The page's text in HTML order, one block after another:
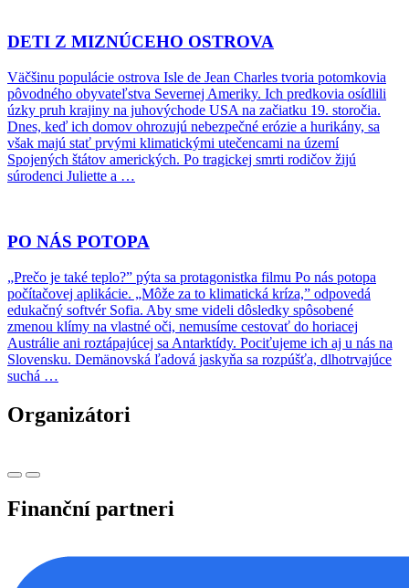
DETI Z MIZNÚCEHO OSTROVA
Väčšinu populácie ostrova Isle de Jean Charles tvoria potomkovia
pôvodného obyvateľstva Severnej Ameriky. Ich predkovia osídlili
úzky pruh krajiny na juhovýchode USA na začiatku 19. storočia.
Dnes, keď ich domov ohrozujú nebezpečné erózie a hurikány, sa
však majú stať prvými klimatickými utečencami na území
Spojených štátov amerických. Po tragickej smrti rodičov žijú
súrodenci Juliette a …
PO NÁS POTOPA
„Prečo je také teplo?” pýta sa protagonistka filmu Po nás potopa
počítačovej aplikácie. „Môže za to klimatická kríza,” odpovedá
edukačný softvér Sofia. Aby sme videli dôsledky spôsobené
zmenou klímy na vlastné oči, nemusíme cestovať do horiacej
Austrálie ani roztápajúcej sa Antarktídy. Pociťujeme ich aj u nás na
Slovensku. Demänovská ľadová jaskyňa sa rozpúšťa, dlhotrvajúce
suchá …
Organizátori
Finanční partneri